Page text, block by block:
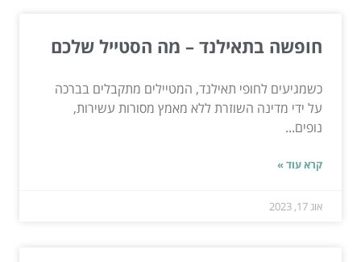
חופשה בתאילנד – מה הסטייל שלכם
כשמגיעים לחופי תאילנד, המטיילים מתקבלים בברכה
על ידי מדינה השוזרת ללא מאמץ מסורות עשירות,
נופים...
קרא עוד »
אוג 17, 2023